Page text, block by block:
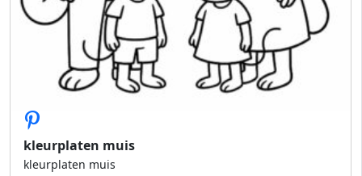
kleurplaten muis
kleurplaten muis